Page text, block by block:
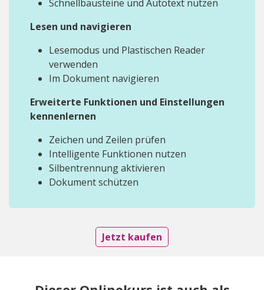
Schnellbausteine und Autotext nutzen
Lesen und navigieren
Lesemodus und Plastischen Reader
verwenden
Im Dokument navigieren
Erweiterte Funktionen und Einstellungen
kennenlernen
Zeichen und Zeilen prüfen
Intelligente Funktionen nutzen
Silbentrennung aktivieren
Dokument schützen
Jetzt kaufen